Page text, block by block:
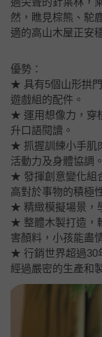
然，瞧見棕熊、駝
適的高山木屋正安
優勢：
★ 具有5個山形拱
遊戲組的配件。
★ 運用想像力，穿
升口語閱讀。
★ 抓握訓練小手肌
活動力及身體協調。
★ 發揮創意變化組
高對於事物的積極
★ 精緻模擬場景，
★ 整體木製打造，
害顏料，小孩能盡
★ 行銷世界超過30
經過嚴密的生產和